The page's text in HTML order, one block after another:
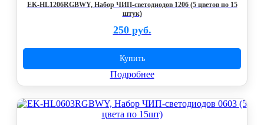
EK-HL1206RGBWY, Набор ЧИП-светодиодов 1206 (5 цветов по 15
штук)
250 руб.
Купить
Подробнее